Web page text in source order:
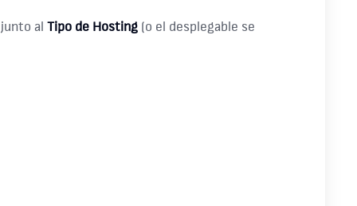
al Tipo de Hosting (o el desplegable se